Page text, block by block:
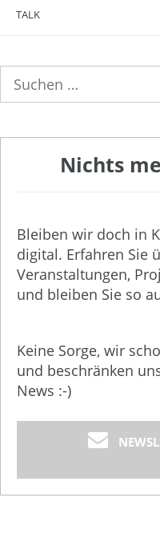
TALK
nach:
Nichts
Bleiben wir doch in
digital. Erfahren Sie
Veranstaltungen,
und bleiben Sie so
Keine Sorge, wir
und beschränken
News :-)